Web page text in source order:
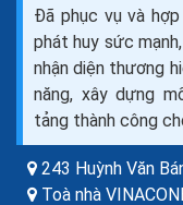
website seo
Bạn nên sử dụng
qua lại bên trong
phong phú thêm
Đã phục vụ và
phát huy sức
nhận diện thương
năng, xây dựng
tảng thành công
243 Huỳnh Văn
Toà nhà